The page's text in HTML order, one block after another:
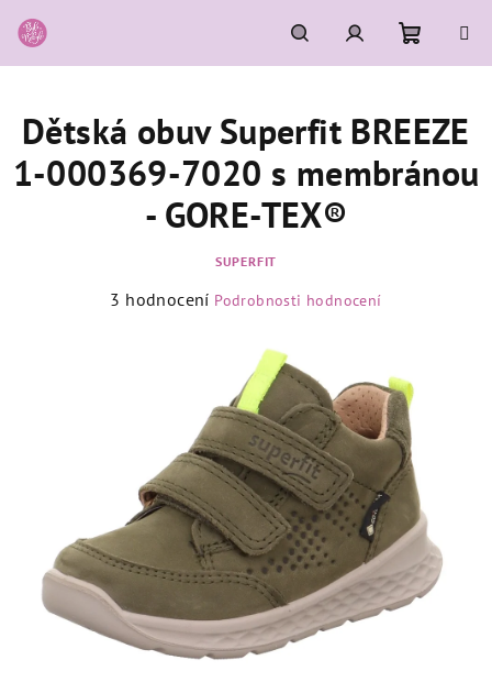
na
obsah
HledatPřihlášeníNákupní
košík
Dětská obuv Superfit BREEZE
1-000369-7020 s membránou
- GORE-TEX®
SUPERFIT
Průměrné
hvězdiček.
3 hodnocení Podrobnosti hodnocení